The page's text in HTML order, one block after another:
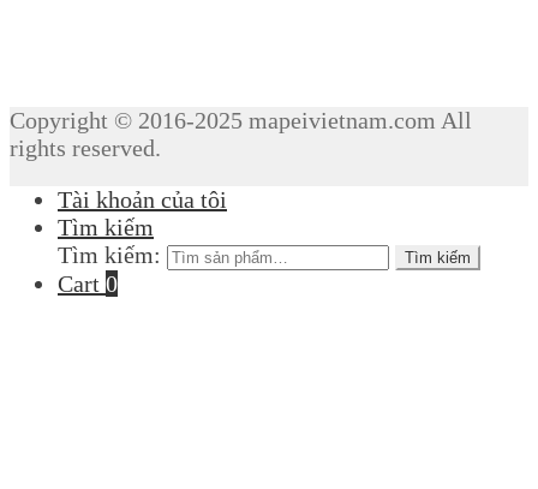
Copyright © 2016-2025 mapeivietnam.com All
rights reserved.
Tài khoản của tôi
Tìm kiếm
Tìm kiếm:
Tìm kiếm
Cart 0